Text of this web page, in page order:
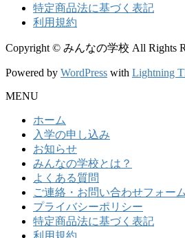
特定商品法に基づく表記
利用規約
Copyright © みんなの学校 All Rights
Powered by WordPress with Lightning
MENU
ホーム
入学の申し込み
お知らせ
みんなの学校とは？
よくある質問
ご連絡・お問い合わせフォーム
プライバシーポリシー
特定商品法に基づく表記
利用規約